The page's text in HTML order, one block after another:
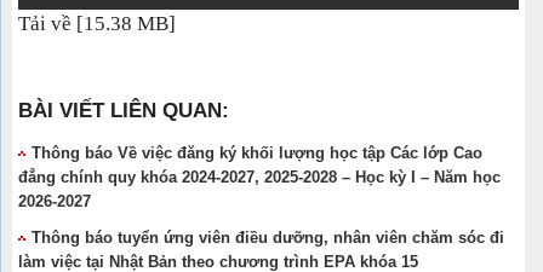
Tải về [15.38 MB]
BÀI VIẾT LIÊN QUAN:
Thông báo Về việc đăng ký khối lượng học tập Các lớp Cao
đẳng chính quy khóa 2024-2027, 2025-2028 – Học kỳ I – Năm học
2026-2027
Thông báo tuyển ứng viên điều dưỡng, nhân viên chăm sóc đi
làm việc tại Nhật Bản theo chương trình EPA khóa 15